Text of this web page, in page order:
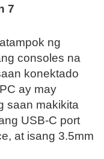
7
ng
consoles na
konektado
ay may
saan makikita
USB-C port
at isang 3.5mm